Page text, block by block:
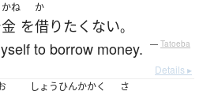
かね
金 を
か
借りたくない。
to borrow money. — Tatoeba
Details ▸
しょうひんかかく さ